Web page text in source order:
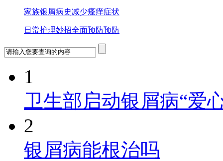
家族银屑病史减少瘙痒症状
日常护理妙招全面预防预防
1
卫生部启动银屑病“爱
2
银屑病能根治吗